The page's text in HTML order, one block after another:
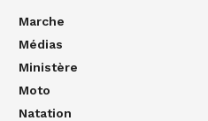
Marche
Médias
Ministère
Moto
Natation